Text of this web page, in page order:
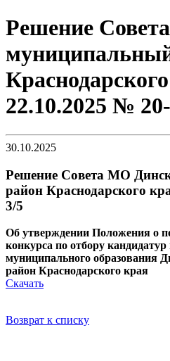
Решение
22.10.2025 №
30.10.2025
Решение Совета МО
район Краснодарского
3/5
Об утверждении Положения о
конкурса по отбору
муниципального образования
район Краснодарского края
Скачать
Возврат к списку